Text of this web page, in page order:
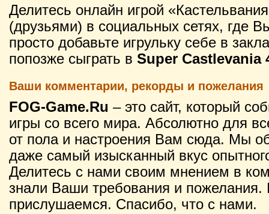
Делитесь онлайн игрой
(друзьями) в социальных сетях, где
просто добавьте игрульку себе в
попозже сыграть в Super Castlevania
Ваши комментарии, рекорды и пожелания
FOG-Game.Ru – это сайт, который
игры со всего мира. Абсолютно для
от пола и настроения Вам сюда. Мы
даже самый изысканный вкус
Делитесь с нами своим мнением в
знали Ваши требования и
прислушаемся. Спасибо, что с нами.